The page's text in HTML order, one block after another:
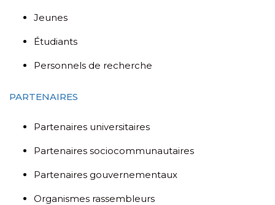
Jeunes
Étudiants
Personnels de recherche
PARTENAIRES
Partenaires universitaires
Partenaires sociocommunautaires
Partenaires gouvernementaux
Organismes rassembleurs